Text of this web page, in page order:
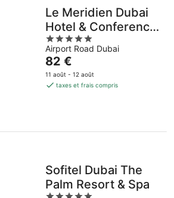
Le Meridien Dubai
Hotel & Conference
Centre
5
out
of
5
Airport Road Dubai
Le
prix
est
nuit
82 €
11 août - 12 août
taxes et frais compris
Sofitel Dubai The
Palm Resort & Spa